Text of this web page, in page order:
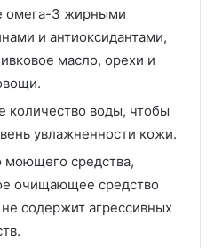
омега-3 жирными
и антиоксидантами,
масло, орехи и
количество воды, чтобы
увлажненности кожи.
моющего средства,
очищающее средство
содержит агрессивных